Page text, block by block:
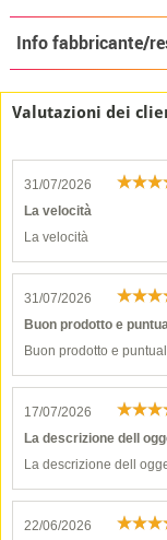
Info fabbricante/
Valutazioni dei
31/07/2026
La velocità
La velocità
31/07/2026
Buon prodotto e
Buon prodotto e
17/07/2026
La descrizione dell
La descrizione dell
22/06/2026